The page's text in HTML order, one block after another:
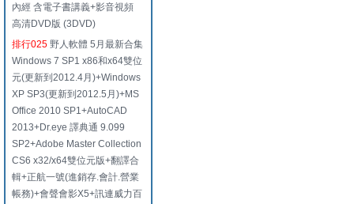
內經 含電子書講義+影音視頻
高清DVD版 (3DVD)
排行025 野人軟體 5月最新合集
Windows 7 SP1 x86和x64雙位
元(更新到2012.4月)+Windows
XP SP3(更新到2012.5月)+MS
Office 2010 SP1+AutoCAD
2013+Dr.eye 譯典通 9.099
SP2+Adobe Master Collection
CS6 x32/x64雙位元版+翻譯合
輯+正航一號(進銷存.會計.營業
帳務)+會聲會影X5+訊連威力百